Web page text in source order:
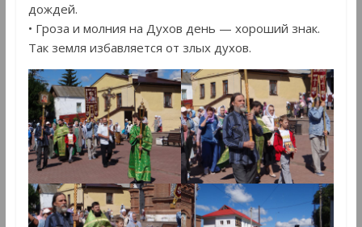
дождей.
• Гроза и молния на Духов день — хороший знак.
Так земля избавляется от злых духов.